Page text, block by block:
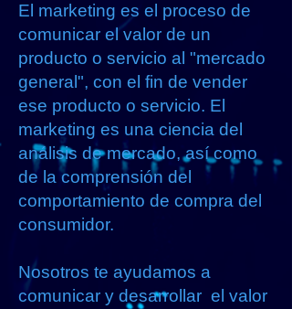
El marketing es el proceso de
comunicar el valor de un
producto o servicio al "mercado
general", con el fin de vender
ese producto o servicio. El
marketing es una ciencia del
análisis de mercado, así como
de la comprensión del
comportamiento de compra del
consumidor.
Nosotros te ayudamos a
comunicar y desarrollar el valor